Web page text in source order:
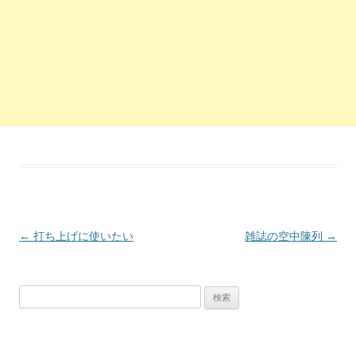
投稿ナビゲーション
← 打ち上げに使いたい 雑誌の空中陳列 →